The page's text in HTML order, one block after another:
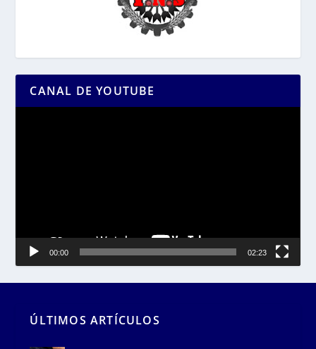
CANAL DE YOUTUBE
00:00 02:23
ÚLTIMOS ARTÍCULOS